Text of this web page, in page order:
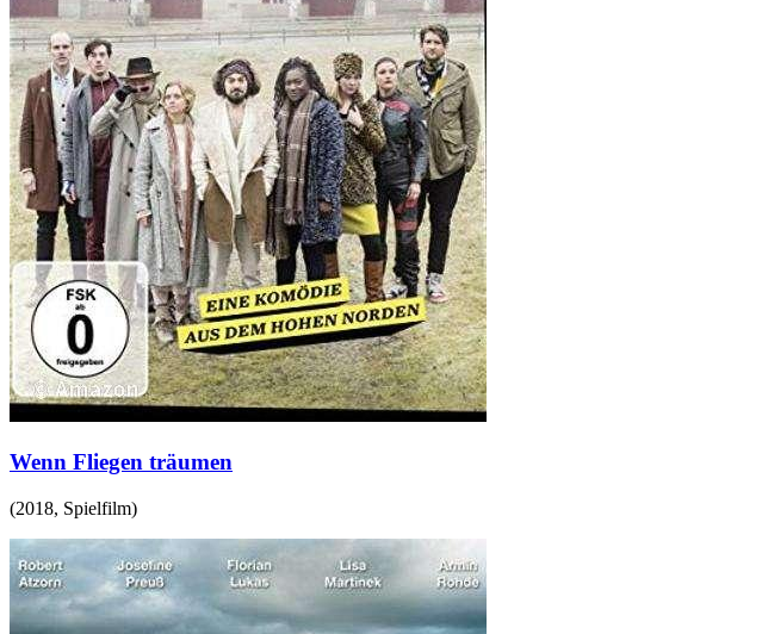
Wenn Fliegen träumen
(2018, Spielfilm)